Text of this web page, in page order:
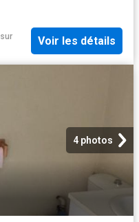
sur
Voir les détails
4 photos